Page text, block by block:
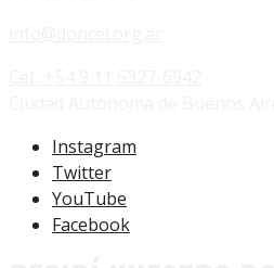
Instagram
Twitter
YouTube
Facebook